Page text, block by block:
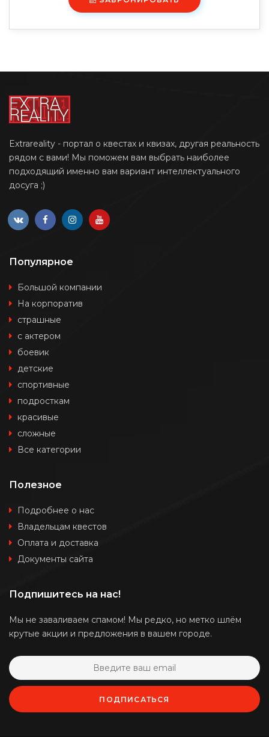
Extrareality - портал о квестах и квизах, другая реальность
рядом с вами! Мы поможем вам выбрать наиболее
подходящий именно вам вариант интеллектуального
досуга ;)
Популярное
Большой компании
На корпоратив
страшные
с актером
боевик
детские
спортивные
подросткам
красивые
сложные
Все категории
Полезное
Подробнее о нас
Владельцам квестов
Оплата и доставка
Документы сайта
Подпишитесь на нас!
Мы не заваливаем спамом! Мы редко, но метко шлём
крутые акции и предложения в вашем городе.
ПОДПИСАТЬСЯ